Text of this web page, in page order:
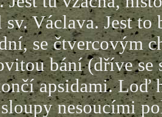
sv. Václava. Jest
se čtvercovým
bání (dříve se
apsidami. Loď
nesoucími